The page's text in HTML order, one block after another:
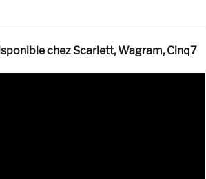
chez Scarlett, Wagram, Cinq7